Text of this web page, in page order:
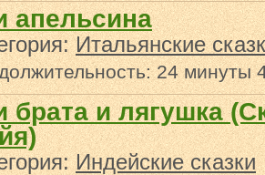
апельсина
Итальянские
24 минуты
брата и лягушка
Индейские сказки